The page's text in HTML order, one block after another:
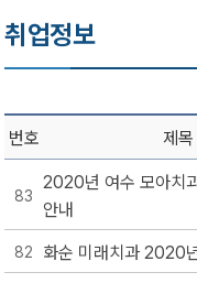
취업정보
번호 제목
83
2020년 여수 모아치
안내
82 화순 미래치과 2020